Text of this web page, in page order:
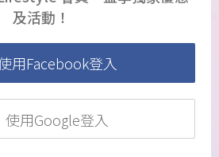
及活動！
用Facebook登入
使用Google登入